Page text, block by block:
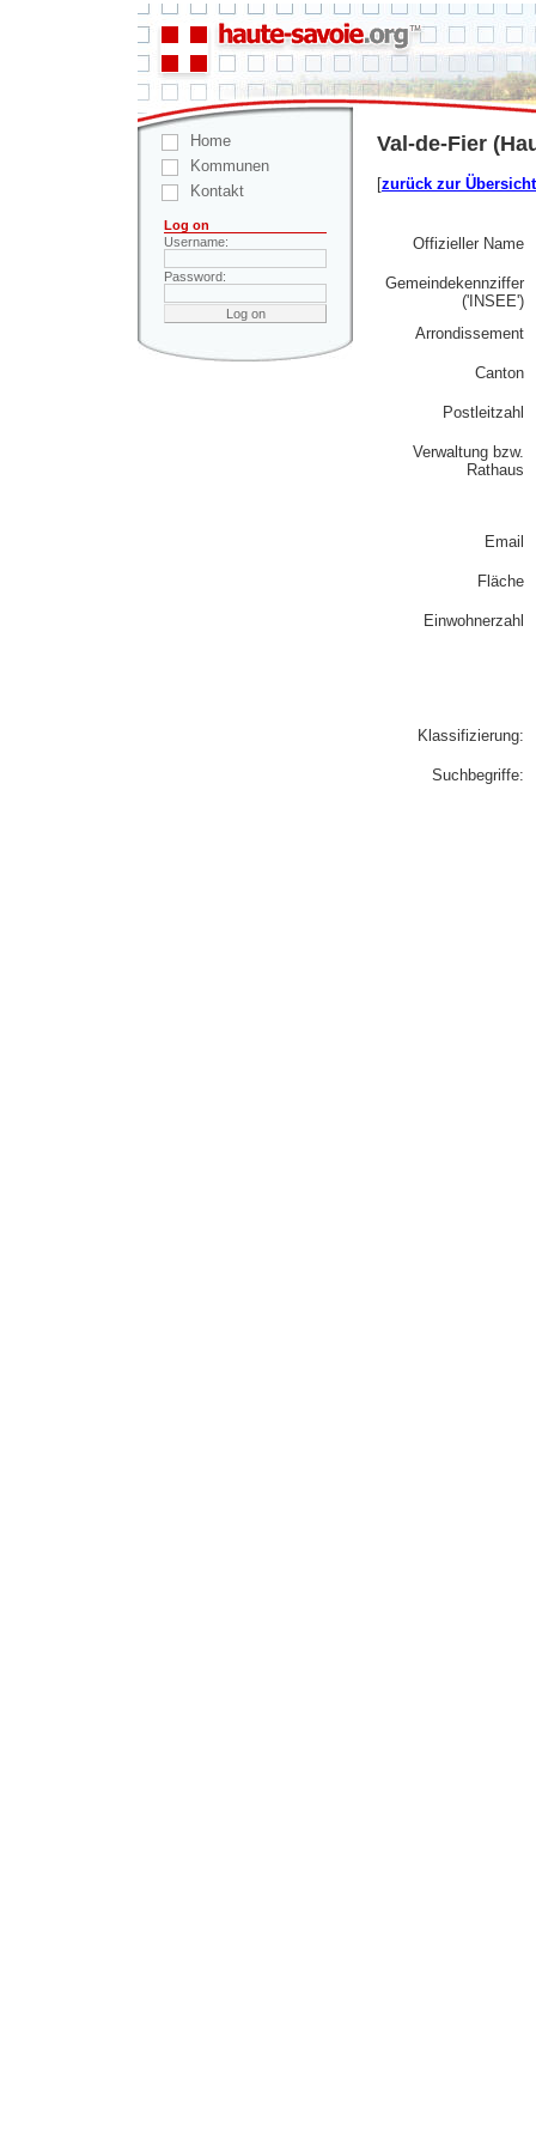
Home
Kommunen
Kontakt
Log on
Username:
Password:
Val-de-Fier
[zurück zur Übersicht
Offizieller Name
Gemeindekennziffer
('INSEE')
Arrondissement
Canton
Postleitzahl
Verwaltung bzw.
Rathaus
Email
Fläche
Einwohnerzahl
Klassifizierung:
Suchbegriffe: